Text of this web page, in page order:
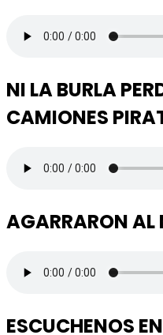
NI LA BURLA
CAMIONES
AGARRARON AL
ESCUCHENOS